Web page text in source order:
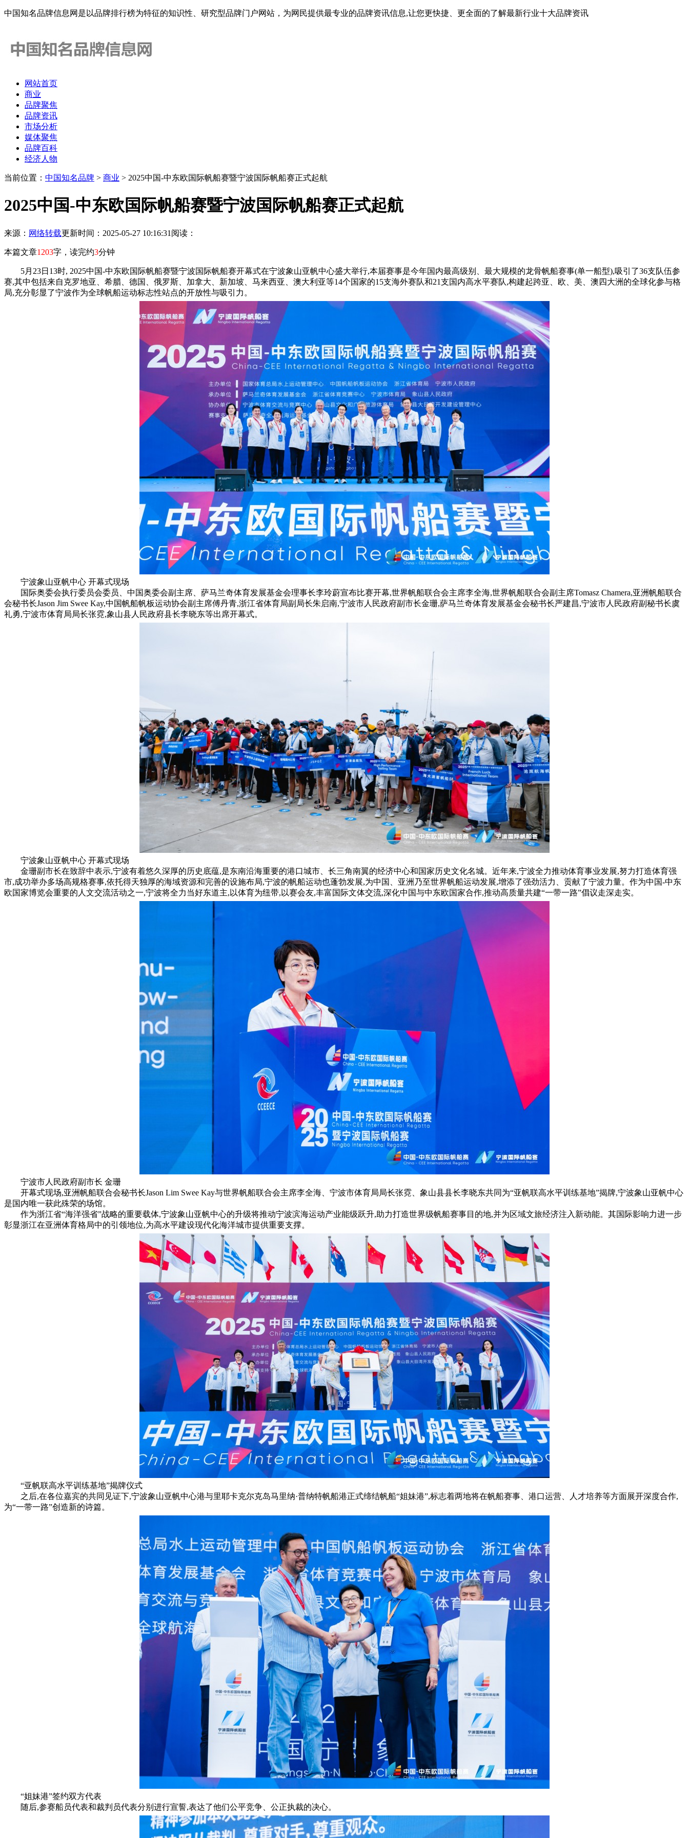
中国知名品牌信息网是以品牌排行榜为特征的知识性、研究型品牌门户网站，为网民提供最专业的品牌资讯信息,让您更快捷、更全面的了解最新行业十大品牌资讯
网站首页
商业
品牌聚焦
品牌资讯
市场分析
媒体聚焦
品牌百科
经济人物
当前位置： 中国知名品牌 > 商业 > 2025中国-中东欧国际帆船赛暨宁波国际帆船赛正式起航
2025中国-中东欧国际帆船赛暨宁波国际帆船赛正式起航
来源： 网络转载更新时间：2025-05-27 10:16:31 阅读：
本篇文章1203字，读完约3分钟
5月23日13时, 2025中国-中东欧国际帆船赛暨宁波国际帆船赛开幕式在宁波象山亚帆中心盛大举行,本届赛事是今年国内最高级别、最大规模的龙骨帆船赛事(单一船型),吸引了36支队伍参
赛,其中包括来自克罗地亚、希腊、德国、俄罗斯、加拿大、新加坡、马来西亚、澳大利亚等14个国家的15支海外赛队和21支国内高水平赛队,构建起跨亚、欧、美、澳四大洲的全球化参与格
局,充分彰显了宁波作为全球帆船运动标志性站点的开放性与吸引力。
宁波象山亚帆中心 开幕式现场
国际奥委会执行委员会委员、中国奥委会副主席、萨马兰奇体育发展基金会理事长李玲蔚宣布比赛开幕,世界帆船联合会主席李全海,世界帆船联合会副主席Tomasz Chamera,亚洲帆船联合
会秘书长Jason Jim Swee Kay,中国帆船帆板运动协会副主席傅丹青,浙江省体育局副局长朱启南,宁波市人民政府副市长金珊,萨马兰奇体育发展基金会秘书长严建昌,宁波市人民政府副秘书长虞
礼勇,宁波市体育局局长张霓,象山县人民政府县长李晓东等出席开幕式。
宁波象山亚帆中心 开幕式现场
金珊副市长在致辞中表示,宁波有着悠久深厚的历史底蕴,是东南沿海重要的港口城市、长三角南翼的经济中心和国家历史文化名城。近年来,宁波全力推动体育事业发展,努力打造体育强
市,成功举办多场高规格赛事,依托得天独厚的海域资源和完善的设施布局,宁波的帆船运动也蓬勃发展,为中国、亚洲乃至世界帆船运动发展,增添了强劲活力、贡献了宁波力量。作为中国-中东
欧国家博览会重要的人文交流活动之一,宁波将全力当好东道主,以体育为纽带,以赛会友,丰富国际文体交流,深化中国与中东欧国家合作,推动高质量共建“一带一路”倡议走深走实。
宁波市人民政府副市长 金珊
开幕式现场,亚洲帆船联合会秘书长Jason Lim Swee Kay与世界帆船联合会主席李全海、宁波市体育局局长张霓、象山县县长李晓东共同为“亚帆联高水平训练基地”揭牌,宁波象山亚帆中心
是国内唯一获此殊荣的场馆。
作为浙江省“海洋强省”战略的重要载体,宁波象山亚帆中心的升级将推动宁波滨海运动产业能级跃升,助力打造世界级帆船赛事目的地,并为区域文旅经济注入新动能。其国际影响力进一步
彰显浙江在亚洲体育格局中的引领地位,为高水平建设现代化海洋城市提供重要支撑。
“亚帆联高水平训练基地”揭牌仪式
之后,在各位嘉宾的共同见证下,宁波象山亚帆中心港与里耶卡克尔克岛马里纳·普纳特帆船港正式缔结帆船“姐妹港”,标志着两地将在帆船赛事、港口运营、人才培养等方面展开深度合作,
为“一带一路”创造新的诗篇。
“姐妹港”签约双方代表
随后,参赛船员代表和裁判员代表分别进行宣誓,表达了他们公平竞争、公正执裁的决心。